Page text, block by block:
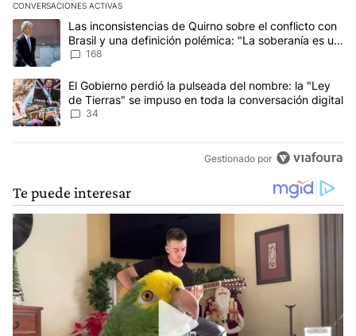
CONVERSACIONES ACTIVAS
Este listado muestra los artículos con más comentarios en los
Un artículo de tendencia con el título "Las inconsistencias de
Las inconsistencias de Quirno sobre el conflicto con
Brasil y una definición polémica: "La soberanía es un
concepto antiguo"
168
Un artículo de tendencia con el título "El Gobierno perdió la
El Gobierno perdió la pulseada del nombre: la "Ley
de Tierras" se impuso en toda la conversación digital
34
Gestionado por